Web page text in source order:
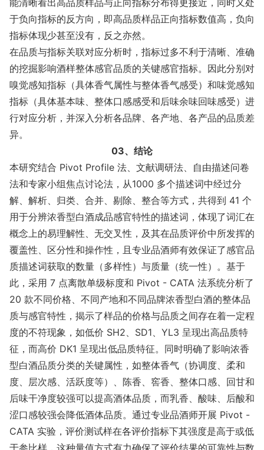
能清晰看出高品质样品与正向指标分布得更接近，同时又处
于负向指标的反方向，即高品质样品正向指标数值高，负向
指标体现少甚至没有，反之亦然。
在品质与指标关联对应分析时，指标过多不利于清晰、准确
的挖掘影响酒样整体感官品质的关键感官指标。因此分别对
嗅觉感知指标（具体香气属性与整体香气感受）和味觉感知
指标（具体基本味、整体口感感受和后味余味回味感受）进
行对应分析，并深入分析各品牌、各产地、各产品的品质差
异。
03、结论
本研究结合 Pivot Profile 法、文献调研法、自由描述问卷
法和专家小组焦点讨论法，从1000 多个描述词中经过分
解、解析、归类、合并、剔除、整合等方式，共得到 41 个
用于分辨浓香型白酒成品感官特性的描述词，体现了词汇在
概念上的易理解性、无交叉性，及其在品质评价中所发挥的
覆盖性、区分性和操作性，且专业品酒师有效保证了感官品
质描述词获取的数量（多样性）与质量（统一性）。基于
此，采用 7 点离散单级标度和 Pivot - CATA 法系统分析了
20 款不同价格、不同产地和不同品牌浓香型白酒的整体品
质与感官特性，揭示了样品的价格与品质之间存在着一定程
度的不符现象，如低价 SH2、SD1、YL3 呈现出高品质特
征，而高价 DK1 呈现出低品质特征。同时明确了影响浓香
型白酒品质分类的关键属性，如整体香气（协调度、柔和
度、层次感、活跃度等）、陈香、窖香、整体口感、回甘和
后味干净度较强可以提高酒体品质，而乳香、酸味、后酸和
涩口感较强会降低酒体品质。通过专业品酒师开展 Pivot -
CATA 实验，评价测试样在各评价指标下其强度是高于或低